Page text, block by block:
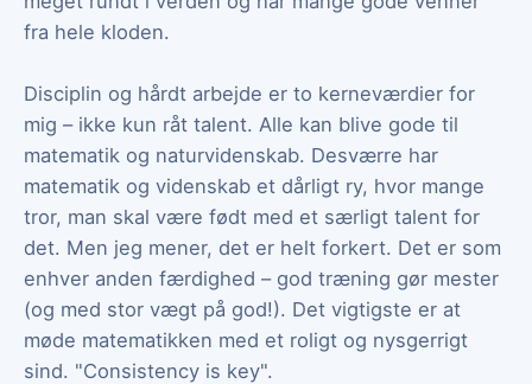
fra hele kloden.
Disciplin og hårdt arbejde er to kerneværdier for
mig – ikke kun råt talent. Alle kan blive gode til
matematik og naturvidenskab. Desværre har
matematik og videnskab et dårligt ry, hvor mange
tror, man skal være født med et særligt talent for
det. Men jeg mener, det er helt forkert. Det er som
enhver anden færdighed – god træning gør mester
(og med stor vægt på god!). Det vigtigste er at
møde matematikken med et roligt og nysgerrigt
sind. "Consistency is key".